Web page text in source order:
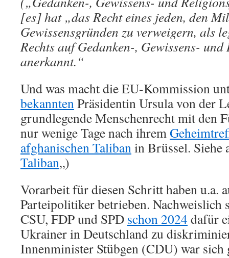
[es] hat „das Recht eines jeden, den
Gewissensgründen zu verweigern, als
Rechts auf Gedanken-, Gewissens-
anerkannt.“
Und was macht die EU-Kommission
bekanntenPräsidentin Ursula von der
grundlegende Menschenrecht mit den
nur wenige Tage nach ihrem
afghanischen Talibanin Brüssel. Siehe
Taliban„)
Vorarbeit für diesen Schritt haben u.a.
Parteipolitiker betrieben. Nachweislich
CSU, FDP und SPD schon 2024 dafür
Ukrainer in Deutschland zu
Innenminister Stübgen (CDU) war sich